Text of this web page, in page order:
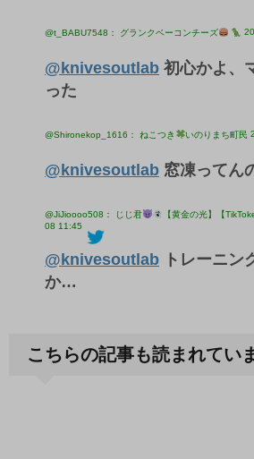
@t_BABU7548： グランクベーコンチーズ
@knivesoutlab 初心かよ、
った
@Shironekop_1616： ねこつき いのりまち町民
@knivesoutlab 窓凍ってん
@JiJioooo508： じじ君 【黄金の光】【
08 11:45
@knivesoutlab トレーニン
か…
こちらの記事も読まれてい